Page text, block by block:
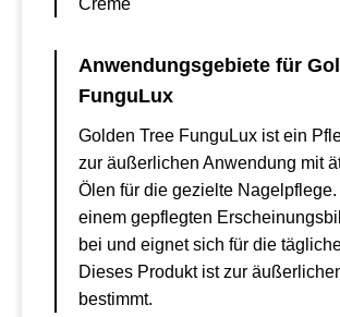
Creme
Anwendungsgebiete für
FunguLux
Golden Tree FunguLux ist ein
zur äußerlichen Anwendung mit
Ölen für die gezielte Nagelpflege.
einem gepflegten
bei und eignet sich für die
Dieses Produkt ist zur
bestimmt.